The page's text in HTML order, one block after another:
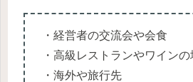
・経営者の交流会や会食
・高級レストランやワインの
・海外や旅行先